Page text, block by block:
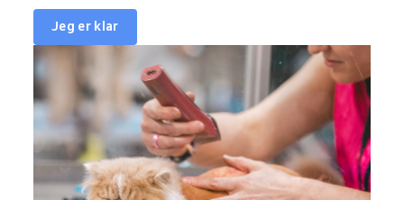
Jeg er klar